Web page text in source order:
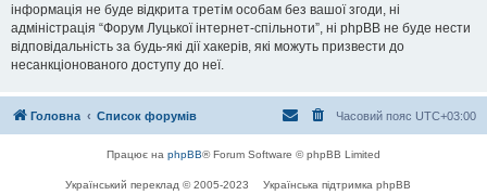
інформація не буде відкрита третім особам без вашої згоди, ні
адміністрація “Форум Луцької інтернет-спільноти”, ні phpBB не буде нести
відповідальність за будь-які дії хакерів, які можуть призвести до
несанкціонованого доступу до неї.
Головна Список форумів Часовий пояс UTC+03:00
Працює на phpBB® Forum Software © phpBB Limited
Український переклад © 2005-2023 Українська підтримка phpBB